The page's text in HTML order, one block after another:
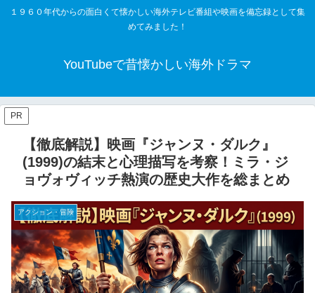
１９６０年代からの面白くて懐かしい海外テレビ番組や映画を備忘録として集
めてみました！
YouTubeで昔懐かしい海外ドラマ
PR
【徹底解説】映画『ジャンヌ・ダルク』
(1999)の結末と心理描写を考察！ミラ・ジ
ョヴォヴィッチ熱演の歴史大作を総まとめ
アクション・冒険